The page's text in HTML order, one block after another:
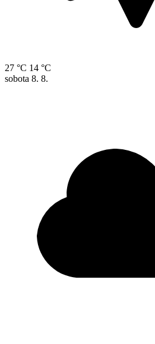
27 °C 14 °C
sobota 8. 8.